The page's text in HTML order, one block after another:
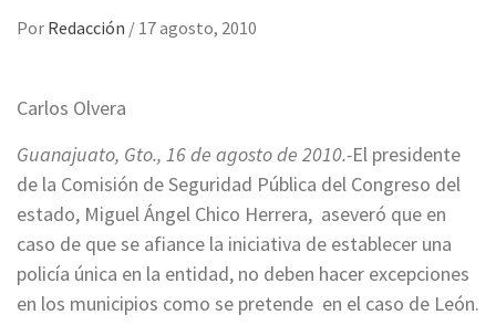
Por Redacción / 17 agosto, 2010
Carlos Olvera
Guanajuato, Gto., 16 de agosto de 2010.-El presidente
de la Comisión de Seguridad Pública del Congreso del
estado, Miguel Ángel Chico Herrera, aseveró que en
caso de que se afiance la iniciativa de establecer una
policía única en la entidad, no deben hacer excepciones
en los municipios como se pretende en el caso de León.